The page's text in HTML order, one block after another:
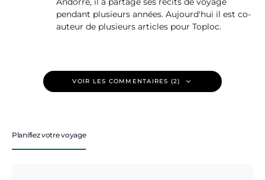
pendant plusieurs années. Aujourd'hui il est co-
auteur de plusieurs articles pour Toploc.
VOIR LES COMMENTAIRES (2)
Planifiez votre voyage